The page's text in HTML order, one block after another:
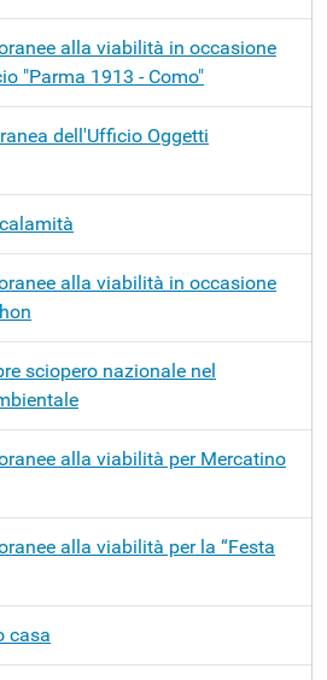
alla viabilità in occasione
"Parma 1913 - Como"
dell'Ufficio Oggetti
alla viabilità in occasione
sciopero nazionale nel
alla viabilità per Mercatino
alla viabilità per la “Festa
casa